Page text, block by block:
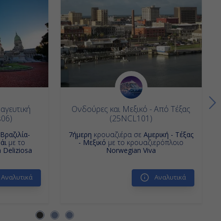
Βραζιλία-
με το
Deliziosa
Ονδούρες και Μεξικό - Από Τέξας
(25NCL101)
7ήμερη κρουαζιέρα σεΑμερική - Τέξας
- Μεξικό με το κρουαζιερόπλοιο
Norwegian Viva
Αναλυτικά